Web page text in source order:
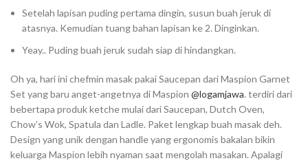
Setelah lapisan puding pertama dingin, susun buah jeruk di
atasnya. Kemudian tuang bahan lapisan ke 2. Dinginkan.⁣
Yeay.. Puding buah jeruk sudah siap di hindangkan.⁣
Oh ya, hari ini chefmin masak pakai Saucepan dari Maspion Garnet
Set yang baru anget-angetnya di Maspion @logamjawa. terdiri dari
bebertapa produk ketche mulai dari Saucepan, Dutch Oven,
Chow’s Wok, Spatula dan Ladle. Paket lengkap buah masak deh.
Design yang unik dengan handle yang ergonomis bakalan bikin
keluarga Maspion lebih nyaman saat mengolah masakan. Apalagi